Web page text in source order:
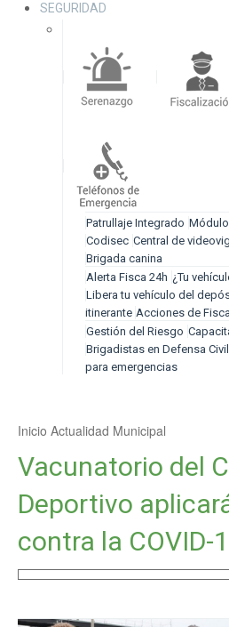
SEGURIDAD
Patrullaje Integrado
Codisec Central de
Brigada canina
Alerta Fisca 24h ¿Tu
Libera tu vehículo del
itinerante Acciones de
Gestión del Riesgo
Brigadistas en Defensa Civil
para emergencias
Inicio Actualidad Municipal
Vacunatorio del
Deportivo
contra la COVID-